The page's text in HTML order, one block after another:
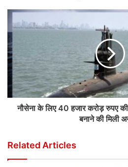
नौसेना के लिए 40 हजार करोड़ रुपए
बनाने की मिली
Related Articles